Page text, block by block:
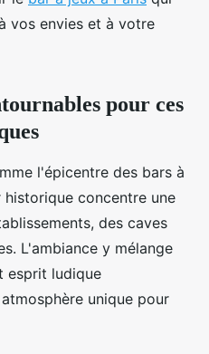
vos envies et à votre
pour ces
l'épicentre des bars à
concentre une
des caves
L'ambiance y mélange
esprit ludique
unique pour